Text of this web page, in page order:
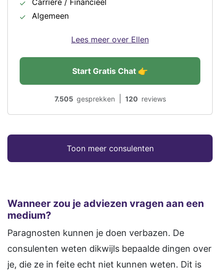
Carriere / Financieel
Algemeen
120 reviews
7.505 gesprekken
Start Gratis Chat 👉
Lees meer over Ellen
Toon meer consulenten
Wanneer zou je adviezen vragen aan een
medium?
Paragnosten kunnen je doen verbazen. De
consulenten weten dikwijls bepaalde dingen over
je, die ze in feite echt niet kunnen weten. Dit is